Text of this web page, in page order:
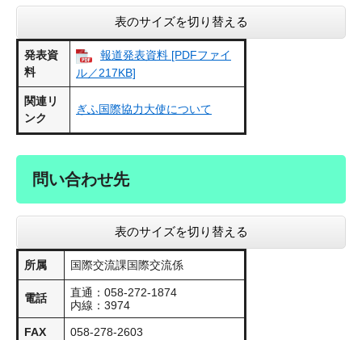
表のサイズを切り替える
発表資
料
報道発表資料 [PDFファイ
ル／217KB]
関連リ
ンク
ぎふ国際協力大使について
問い合わせ先
表のサイズを切り替える
所属 国際交流課国際交流係
電話
直通：058-272-1874
内線：3974
FAX 058-278-2603